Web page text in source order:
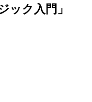
ック入門」